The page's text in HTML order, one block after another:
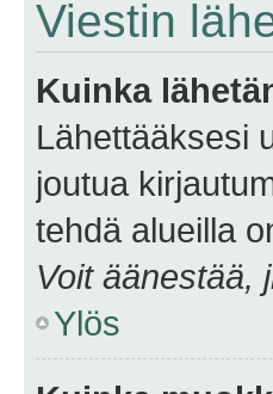
Viestin
Kuinka
Lähettääksesi
joutua
tehdä alueilla
Voit äänestää,
Ylös